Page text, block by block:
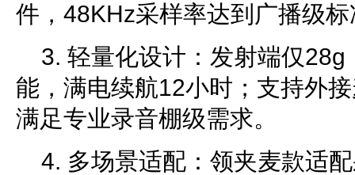
件，48KHz采样率达到广播级标
3. 轻量化设计：发射端仅
能，满电续航12小时；支持外
满足专业录音棚级需求。
4. 多场景适配：领夹麦款适